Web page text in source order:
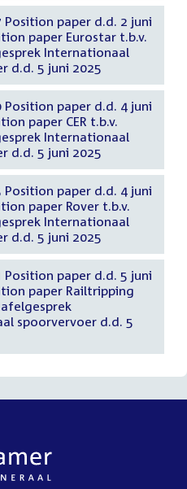
Position paper d.d. 2 juni
Internationaal
d.d. 5 juni 2025
Position paper d.d. 4 juni
Internationaal
d.d. 5 juni 2025
Position paper d.d. 4 juni
Internationaal
d.d. 5 juni 2025
Position paper d.d. 5 juni
spoorvervoer d.d. 5